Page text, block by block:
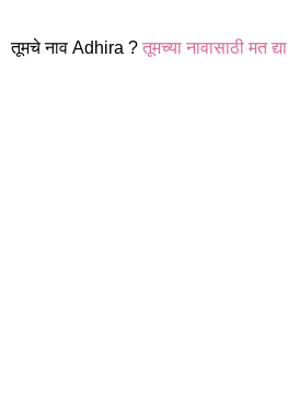
तूमचे नाव Adhira ? तूमच्या नावासाठी मत